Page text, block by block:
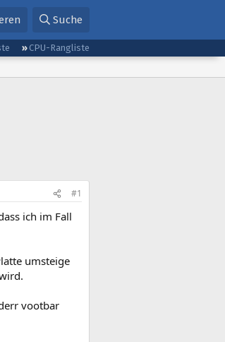
Suche
CPU-Rangliste
#1
ich im Fall
umsteige
vootbar